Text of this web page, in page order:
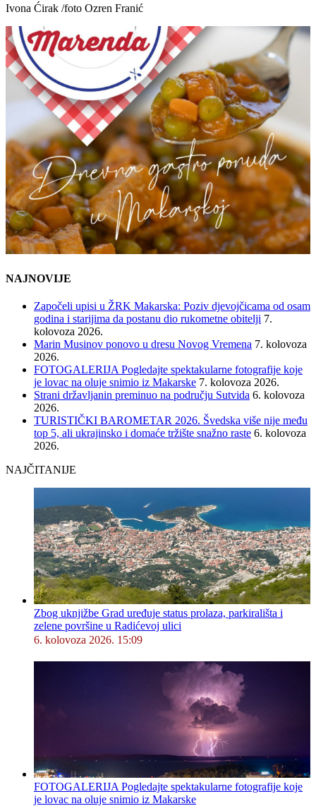
Ivona Ćirak /foto Ozren Franić
NAJNOVIJE
Započeli upisi u ŽRK Makarska: Poziv djevojčicama od osam
godina i starijima da postanu dio rukometne obitelji 7.
kolovoza 2026.
Marin Musinov ponovo u dresu Novog Vremena 7. kolovoza
2026.
FOTOGALERIJA Pogledajte spektakularne fotografije koje
je lovac na oluje snimio iz Makarske 7. kolovoza 2026.
Strani državljanin preminuo na području Sutvida 6. kolovoza
2026.
TURISTIČKI BAROMETAR 2026. Švedska više nije među
top 5, ali ukrajinsko i domaće tržište snažno raste 6. kolovoza
2026.
NAJČITANIJE
Zbog uknjižbe Grad uređuje status prolaza, parkirališta i
zelene površine u Radićevoj ulici
6. kolovoza 2026. 15:09
FOTOGALERIJA Pogledajte spektakularne fotografije koje
je lovac na oluje snimio iz Makarske